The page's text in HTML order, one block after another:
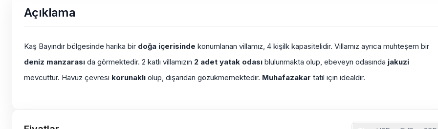
Açıklama
Kaş Bayındır bölgesinde harika bir doğa içerisinde konumlanan villamız, 4 kişilk kapasitelidir. Villamız ayrıca muhteşem bir
deniz manzarası da görmektedir. 2 katlı villamızın 2 adet yatak odası blulunmakta olup, ebeveyn odasında jakuzi
mevcuttur. Havuz çevresi korunaklı olup, dışarıdan gözükmemektedir. Muhafazakar tatil için idealdir.